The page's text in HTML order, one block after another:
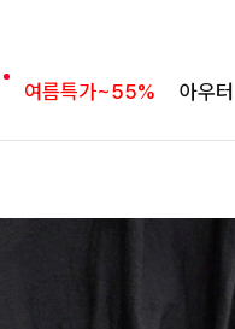
여름특가~55% 아우터